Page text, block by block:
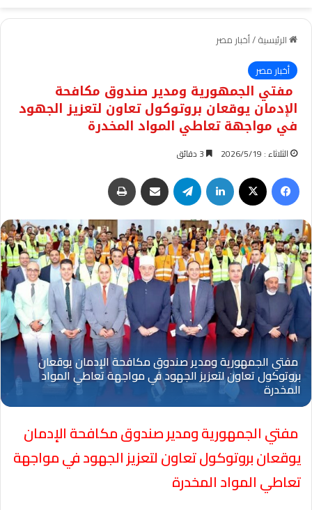
الرئيسية/أخبار مصر
أخبار مصر
مفتي الجمهورية ومدير صندوق مكافحة
الإدمان يوقعان بروتوكول تعاون لتعزيز الجهود
في مواجهة تعاطي المواد المخدرة
الثلاثاء : 2026/5/19
فيسبوك لينكدإن تيلقرام مشاركة عبر البريد
مفتي الجمهورية ومدير صندوق مكافحة الإدمان
يوقعان بروتوكول تعاون لتعزيز الجهود في مواجهة
تعاطي المواد المخدرة